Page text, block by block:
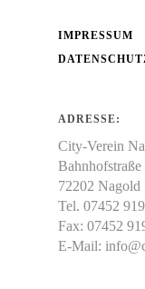
IMPRESSUM
ADRESSE:
City-Verein
Bahnhofstraße
72202 Nagold
Tel. 07452
Fax: 07452
E-Mail: